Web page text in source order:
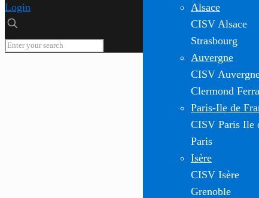
Alsace
CISV Alsace
Strasbourg
Auvergne
CISV
Clermond
Paris-Ile de
CISV Paris Ile
Paris
Isère
CISV Isère
Grenoble
Login